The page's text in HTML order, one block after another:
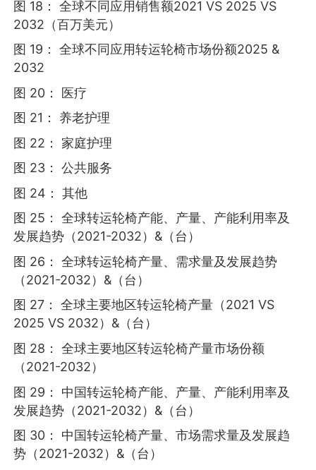
图 18： 全球不同应用销售额2021 VS 2025 VS
2032（百万美元）
图 19： 全球不同应用转运轮椅市场份额2025 &
2032
图 20： 医疗
图 21： 养老护理
图 22： 家庭护理
图 23： 公共服务
图 24： 其他
图 25： 全球转运轮椅产能、产量、产能利用率及
发展趋势（2021-2032）&（台）
图 26： 全球转运轮椅产量、需求量及发展趋势
（2021-2032）&（台）
图 27： 全球主要地区转运轮椅产量（2021 VS
2025 VS 2032）&（台）
图 28： 全球主要地区转运轮椅产量市场份额
（2021-2032）
图 29： 中国转运轮椅产能、产量、产能利用率及
发展趋势（2021-2032）&（台）
图 30： 中国转运轮椅产量、市场需求量及发展趋
势（2021-2032）&（台）